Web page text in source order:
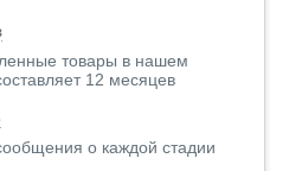
товары в нашем
12 месяцев
о каждой стадии